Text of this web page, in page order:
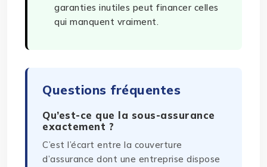
garanties inutiles peut financer celles
qui manquent vraiment.
Questions fréquentes
Qu’est-ce que la sous-assurance
exactement ?
C’est l’écart entre la couverture
d’assurance dont une entreprise dispose